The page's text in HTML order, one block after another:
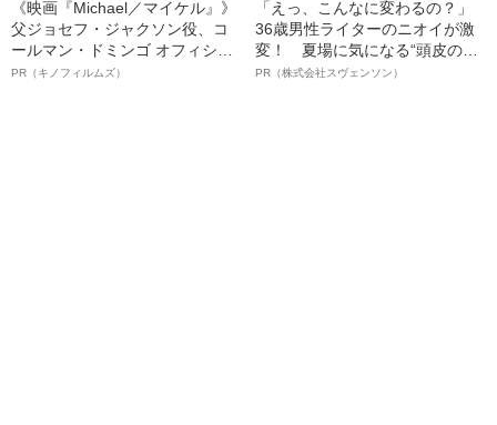
《映画『Michael／マイケル』》
父ジョセフ・ジャクソン役、コ
ールマン・ドミンゴ オフィシャ
ルインタビュー“観客を魅了した
PR（キノフィルムズ）
「えっ、こんなに変わるの？」
36歳男性ライターのニオイが激
変！ 夏場に気になる“頭皮のニ
オイ”や“ベタつき”を解消す
PR（株式会社スヴェンソン）